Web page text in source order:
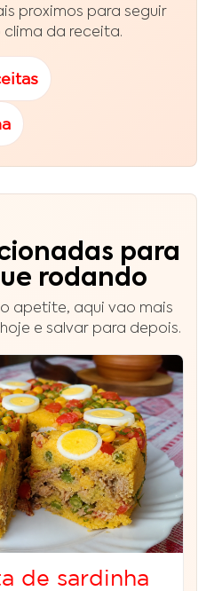
proximos para seguir
clima da receita.
para
rodando
apetite, aqui vao mais
e salvar para depois.
de sardinha